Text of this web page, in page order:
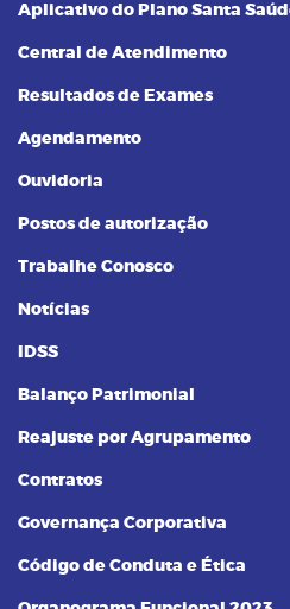
Aplicativo do Plano Santa
Central de Atendimento
Resultados de Exames
Agendamento
Ouvidoria
Postos de autorização
Trabalhe Conosco
Notícias
IDSS
Balanço Patrimonial
Reajuste por Agrupamento
Contratos
Governança Corporativa
Código de Conduta e Ética